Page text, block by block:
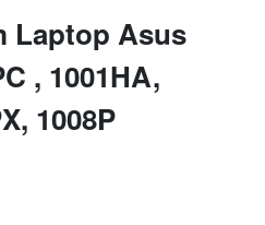
Laptop Asus
, 1001HA,
1008P